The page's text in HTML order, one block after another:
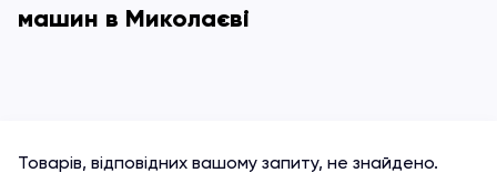
машин в Миколаєві
Товарів, відповідних вашому запиту, не знайдено.